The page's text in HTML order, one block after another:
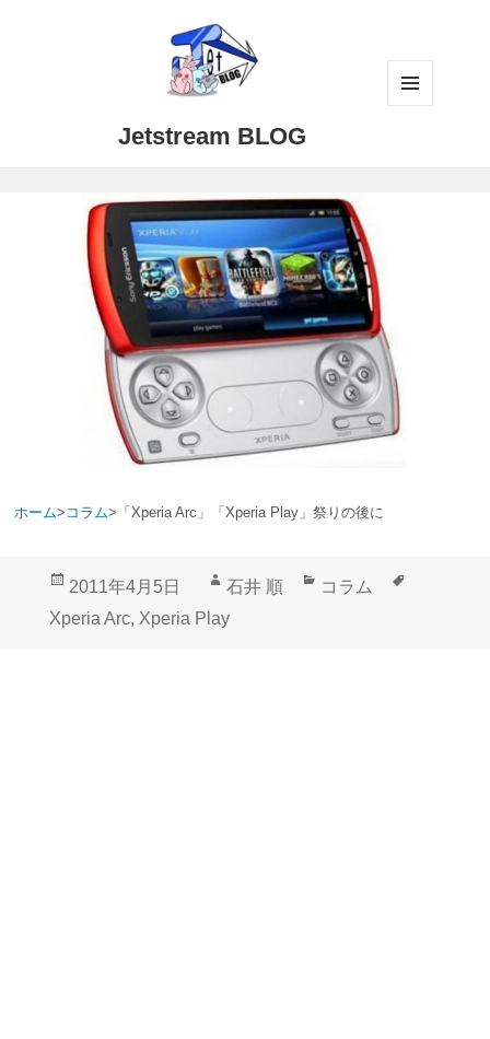
Jetstream BLOG
ホーム> コラム> 「Xperia Arc」「Xperia Play」祭りの後に
投
稿
2011年4月5日
作
成
石井 順
カ
コラム
Xperia Arc, Xperia Play